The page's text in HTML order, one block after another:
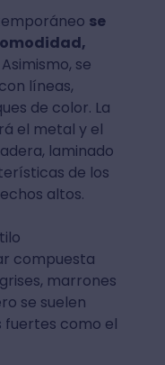
se
Asimismo, se
líneas,
de color. La
el metal y el
laminado
de los
altos.
compuesta
marrones
se suelen
como el